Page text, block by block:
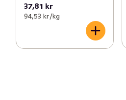
37,81 kr
94,53 kr /kg